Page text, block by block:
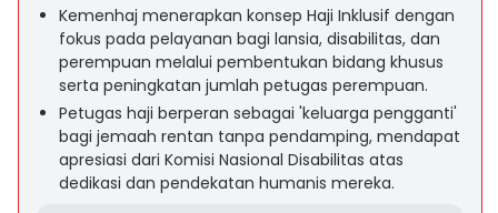
Kemenhaj menerapkan konsep Haji Inklusif dengan
fokus pada pelayanan bagi lansia, disabilitas, dan
perempuan melalui pembentukan bidang khusus
serta peningkatan jumlah petugas perempuan.
Petugas haji berperan sebagai 'keluarga pengganti'
bagi jemaah rentan tanpa pendamping, mendapat
apresiasi dari Komisi Nasional Disabilitas atas
dedikasi dan pendekatan humanis mereka.